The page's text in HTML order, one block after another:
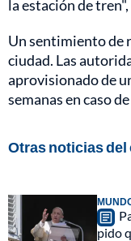
la estación de
Un sentimiento de
ciudad. Las
aprovisionado de
semanas en caso
Otras noticias
pido